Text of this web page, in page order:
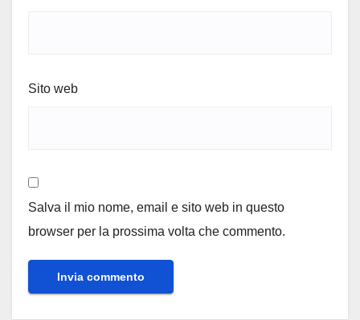
Sito web
Salva il mio nome, email e sito web in questo
browser per la prossima volta che commento.